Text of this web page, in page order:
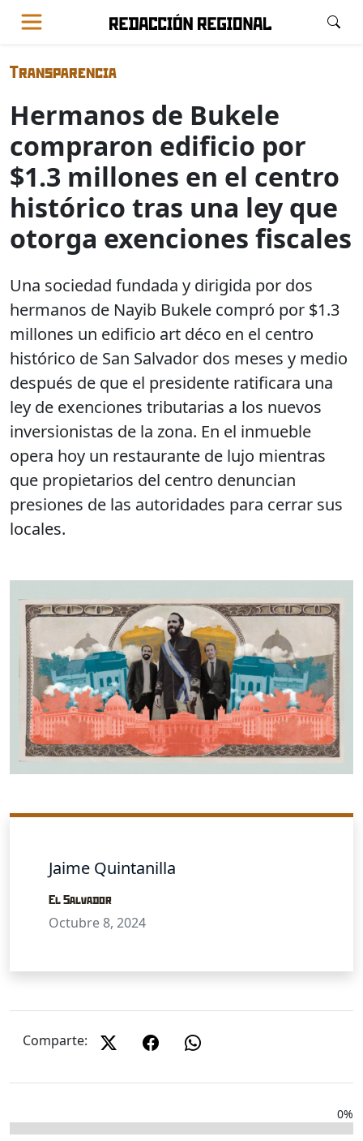
Transparencia
Hermanos de Bukele
compraron edificio por
$1.3 millones en el centro
histórico tras una ley que
otorga exenciones fiscales
Una sociedad fundada y dirigida por dos
hermanos de Nayib Bukele compró por $1.3
millones un edificio art déco en el centro
histórico de San Salvador dos meses y medio
después de que el presidente ratificara una
ley de exenciones tributarias a los nuevos
inversionistas de la zona. En el inmueble
opera hoy un restaurante de lujo mientras
que propietarios del centro denuncian
presiones de las autoridades para cerrar sus
locales.
Jaime Quintanilla
El Salvador
Octubre 8, 2024
Comparte:
0%